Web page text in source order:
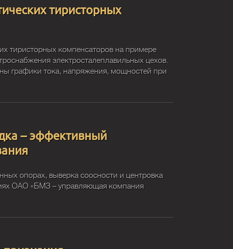
тиристорных
тиристорных компенсаторов на примере
электросталеплавильных цехов.
графики тока, напряжения, мощностей при
– эффективный
опорах, выверка соосности и центровка
ОАО «БМЗ – управляющая компания